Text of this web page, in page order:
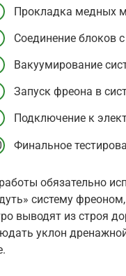
Прокладка медных
Соединение блоков
Вакуумирование
Запуск фреона в
Подключение к
Финальное
обязательно
систему
выводят из строя
уклон